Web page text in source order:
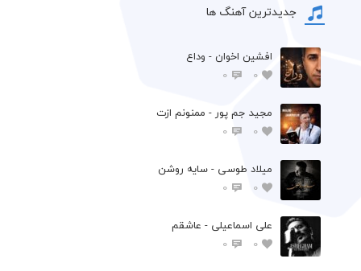
جدیدترین آهنگ ها
افشين اخوان - وداع
0
0
مجید جم پور - ممنونم ازت
0
0
میلاد طوسی - سایه روشن
0
0
علی اسماعیلی - عاشقم
0
0